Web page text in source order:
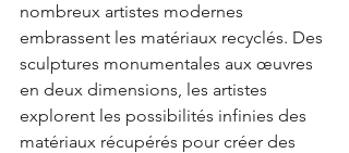
nombreux artistes modernes
embrassent les matériaux recyclés. Des
sculptures monumentales aux œuvres
en deux dimensions, les artistes
explorent les possibilités infinies des
matériaux récupérés pour créer des